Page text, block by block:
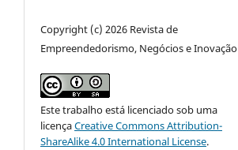
Copyright (c) 2026 Revista de
Empreendedorismo, Negócios e Inovação
Este trabalho está licenciado sob uma
licençaCreative Commons Attribution-
ShareAlike 4.0 International License.